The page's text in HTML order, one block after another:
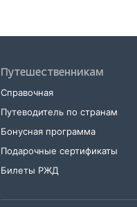
Путешественникам
Справочная
Путеводитель по странам
Бонусная программа
Подарочные сертификаты
Билеты РЖД